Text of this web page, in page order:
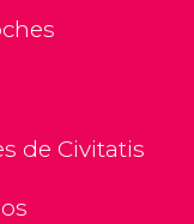
de Civitatis